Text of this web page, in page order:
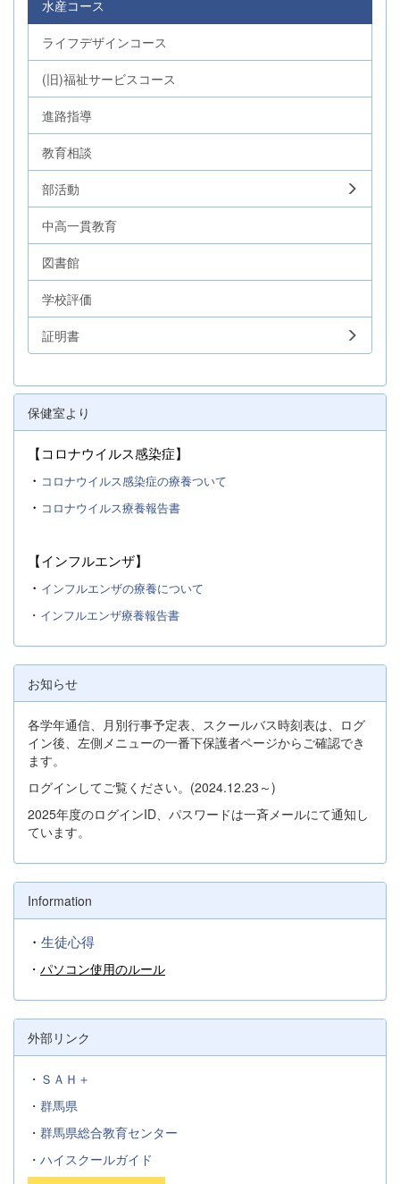
水産コース
ライフデザインコース
(旧)福祉サービスコース
進路指導
教育相談
部活動
中高一貫教育
図書館
学校評価
証明書
保健室より
【コロナウイルス感染症】
・ コロナウイルス感染症の療養ついて
・ コロナウイルス療養報告書
【インフルエンザ】
・ インフルエンザの療養について
・ インフルエンザ療養報告書
お知らせ
各学年通信、月別行事予定表、スクールバス時刻表は、ログ
イン後、左側メニューの一番下保護者ページからご確認でき
ます。
ログインしてご覧ください。(2024.12.23～)
2025年度のログインID、パスワードは一斉メールにて通知し
ています。
Information
・ 生徒心得
・ パソコン使用のルール
外部リンク
・ ＳＡＨ＋
・ 群馬県
・ 群馬県総合教育センター
・ ハイスクールガイド